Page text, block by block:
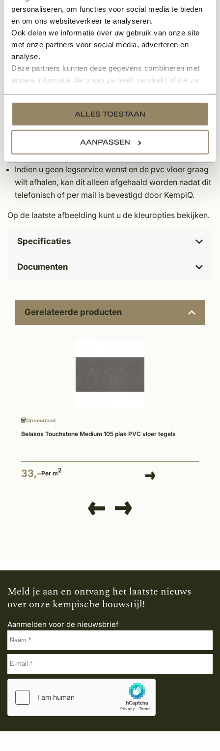
personaliseren, om functies voor social media te bieden
en om ons websiteverkeer te analyseren.
Ook delen we informatie over uw gebruik van onze site
met onze partners voor social media, adverteren en
analyse.
Deze partners kunnen deze gegevens combineren met
andere informatie die u aan ze heeft verstrekt of die ze
services.
ALLES TOESTAAN
AANPASSEN
Egaliseren van de ondervloer 1-3 mm
Inlijmen met speciale pvc lijm
Afkitten van de vloer tegen de plint
Opmerkingen:
Indien u een offerte wenst te ontvangen inclusief
legservice, kunt u zich aanmelden via de offerteknop
bovenaan deze pagina.
Indien u naast het leggen van de vloer ook een
deurmat bij ons bestelt, snijden wij deze op locatie op
maat bij het leggen van de vloer.
Indien u geen legservice wenst en de pvc vloer graag
wilt afhalen, kan dit alleen afgehaald worden nadat dit
telefonisch of per mail is bevestigd door KempiQ.
Op de laatste afbeelding kunt u de kleuropties bekijken.
Specificaties
Documenten
Gerelateerde producten
Op voorraad
Belakos Touchstone Medium 105 plak PVC vloer tegels
33,-Per m2
Meld je aan en ontvang het laatste nieuws
over onze kempische bouwstijl!
Aanmelden voor de nieuwsbrief